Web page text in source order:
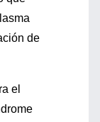
de
el